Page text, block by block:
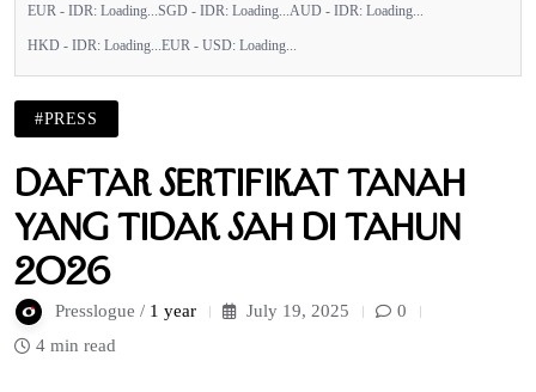
EUR - IDR: Loading... SGD - IDR: Loading... AUD - IDR: Loading...
HKD - IDR: Loading... EUR - USD: Loading...
#PRESS
Daftar Sertifikat Tanah
Yang Tidak Sah di Tahun
2026
Presslogue / 1 year July 19, 2025
0
4 min read